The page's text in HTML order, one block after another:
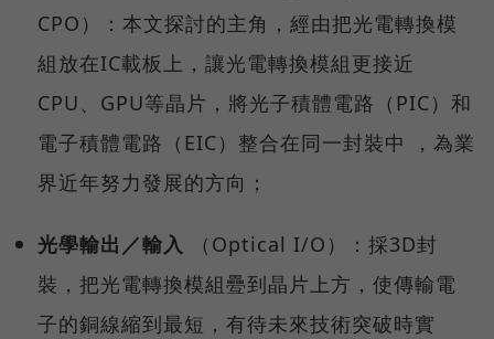
CPO）：本文探討的主角，經由把光電轉換模
組放在IC載板上，讓光電轉換模組更接近
CPU、GPU等晶片，將光子積體電路（PIC）和
電子積體電路（EIC）整合在同一封裝中 ，為業
界近年努力發展的方向；
光學輸出／輸入 （Optical I/O）：採3D封
裝，把光電轉換模組疉到晶片上方，使傳輸電
子的銅線縮到最短，有待未來技術突破時實